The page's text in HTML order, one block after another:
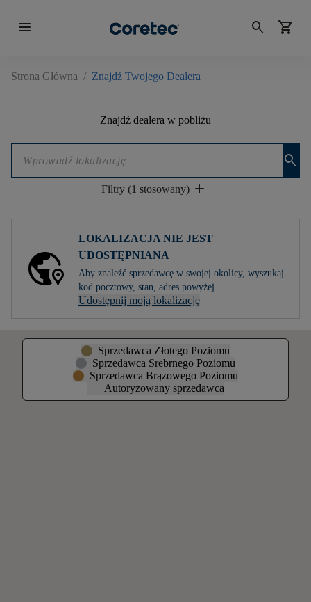
menu search shopping_cart
Strona Główna / Znajdź Twojego Dealera
Znajdź dealera w pobliżu
search
Filtry (1 stosowany) add
LOKALIZACJA NIE JEST
UDOSTĘPNIANA
Aby znaleźć sprzedawcę w swojej okolicy, wyszukaj
kod pocztowy, stan, adres powyżej.
Udostępnij moją lokalizację
Sprzedawca Złotego Poziomu
Sprzedawca Srebrnego Poziomu
Sprzedawca Brązowego Poziomu
Autoryzowany sprzedawca